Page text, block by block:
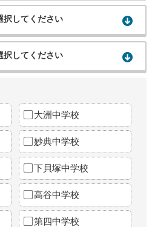
択してください
択してください
大洲中学校
妙典中学校
下貝塚中学校
高谷中学校
第四中学校